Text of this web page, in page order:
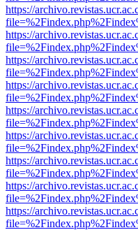
https://
https://
https://
https://
https://
https://
https://
https://
https://